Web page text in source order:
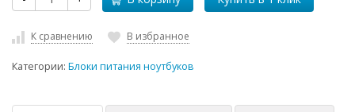
К сравнению В избранное
Категории: Блоки питания ноутбуков